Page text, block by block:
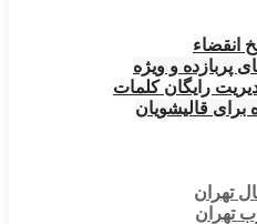
انقضاء
پربازده و ویژه
رایگان کلمات
برای قالیشویان
تهران
تهران